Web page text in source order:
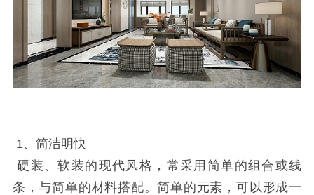
1、简洁明快
硬装、软装的现代风格，常采用简单的组合或线
条，与简单的材料搭配。简单的元素，可以形成一